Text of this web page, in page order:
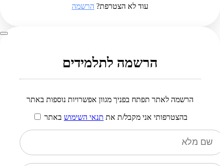
עוד לא הצטרפת? הרשמה
הרשמה לתלמידים
הרשמה לאתר תפתח בפניך מגוון אפשרויות נוספות באתר
בהצטרפותי אני מקבל/ת את תנאי השימוש באתר